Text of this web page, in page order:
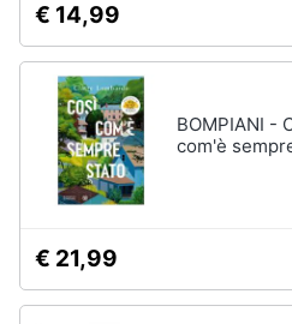
€ 14,99
BOMPIANI -
com'è
€ 21,99